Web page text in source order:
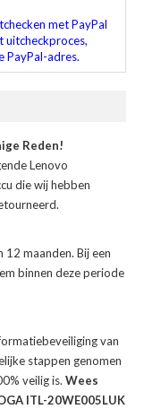
met PayPal
uitcheckproces,
PayPal-adres.
Reden!
Lenovo
die wij hebben
maanden. Bij een
binnen deze periode
van
stappen genomen
veilig is. Wees
ITL-20WE005LUK